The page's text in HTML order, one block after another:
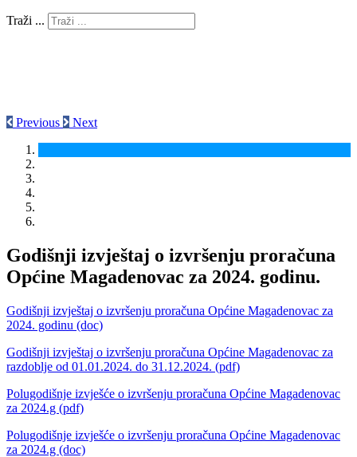
Traži ...
Previous Next
Godišnji izvještaj o izvršenju proračuna
Općine Magadenovac za 2024. godinu.
Godišnji izvještaj o izvršenju proračuna Općine Magadenovac za
2024. godinu (doc)
Godišnji izvještaj o izvršenju proračuna Općine Magadenovac za
razdoblje od 01.01.2024. do 31.12.2024. (pdf)
Polugodišnje izvješće o izvršenju proračuna Općine Magadenovac
za 2024.g (pdf)
Polugodišnje izvješće o izvršenju proračuna Općine Magadenovac
za 2024.g (doc)